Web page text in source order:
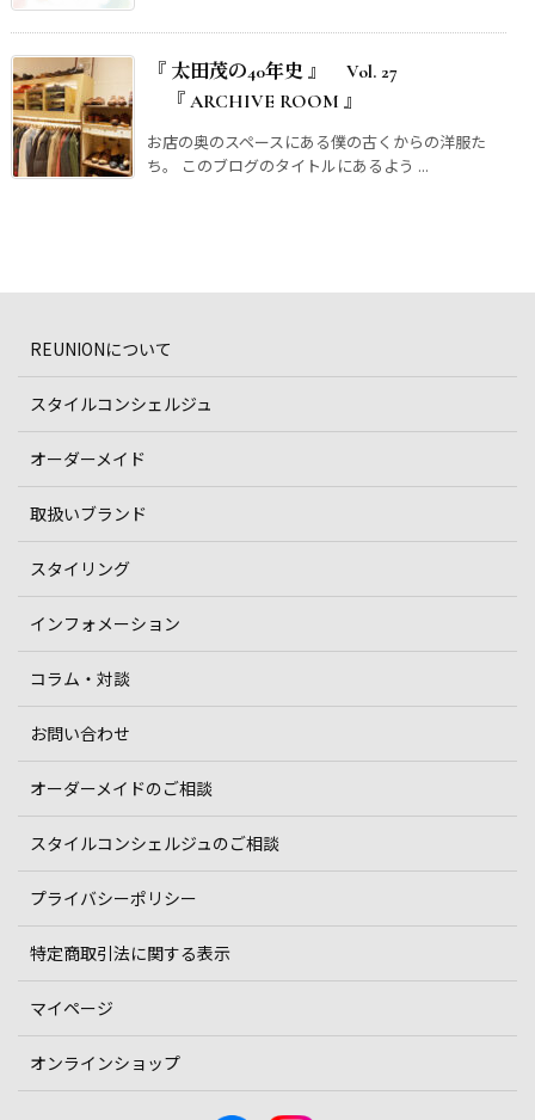
『 太田茂の40年史 』 Vol. 27
『 ARCHIVE ROOM 』
お店の奥のスペースにある僕の古くからの洋服た
ち。 このブログのタイトルにあるよう ...
REUNIONについて
スタイルコンシェルジュ
オーダーメイド
取扱いブランド
スタイリング
インフォメーション
コラム・対談
お問い合わせ
オーダーメイドのご相談
スタイルコンシェルジュのご相談
プライバシーポリシー
特定商取引法に関する表示
マイページ
オンラインショップ